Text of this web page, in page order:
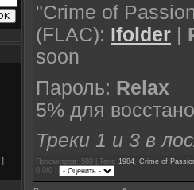
]
"Crime of
(FLAC): Ifolder |
soon
Пароль: Relax
5% для
Треки 1 и 3 в
Просмотров: 580 | Теги: 1984 Crime of
0.0/0 |